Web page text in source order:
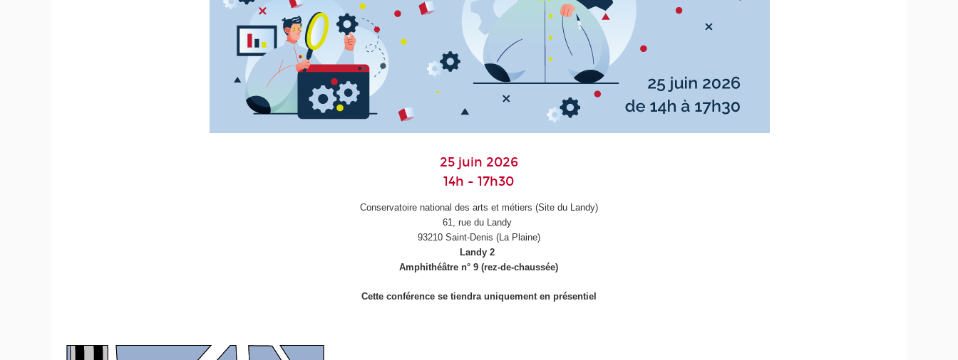
25 juin 2026
14h - 17h30
Conservatoire national des arts et métiers (Site du Landy)
61, rue du Landy
93210 Saint-Denis (La Plaine)
Landy 2
Amphithéâtre n° 9 (rez-de-chaussée)
Cette conférence se tiendra uniquement en présentiel